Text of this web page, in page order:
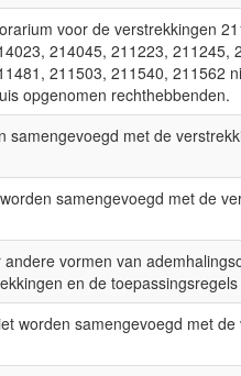
voor de verstrekkingen
214045, 211223, 211245,
211503, 211540, 211562
opgenomen rechthebbenden.
met de
samengevoegd met de
vormen van
en de
worden samengevoegd met